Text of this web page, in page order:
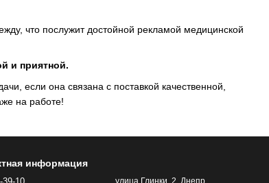
что послужит достойной рекламой медицинской
и приятной.
если она связана с поставкой качественной,
на работе!
информация
улица Глинки, 2, Днепр,